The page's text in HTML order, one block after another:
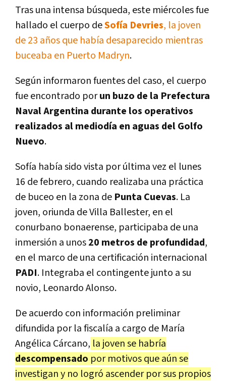
Tras una intensa búsqueda, este miércoles fue
hallado el cuerpo deSofía Devries, la joven
de 23 años que había desaparecido mientras
buceaba en Puerto Madryn.
Según informaron fuentes del caso, el cuerpo
fue encontrado porun buzo de la Prefectura
Naval Argentina durante los operativos
realizados al mediodía en aguas del Golfo
Nuevo.
Sofía había sido vista por última vez el lunes
16 de febrero, cuando realizaba una práctica
de buceo en la zona de Punta Cuevas. La
joven, oriunda de Villa Ballester, en el
conurbano bonaerense, participaba de una
inmersión a unos20 metros de profundidad,
en el marco de una certificación internacional
PADI. Integraba el contingente junto a su
novio, Leonardo Alonso.
De acuerdo con información preliminar
difundida por la fiscalía a cargo de María
Angélica Cárcano, la joven se habría
descompensado por motivos que aún se
investigan y no logró ascender por sus propios